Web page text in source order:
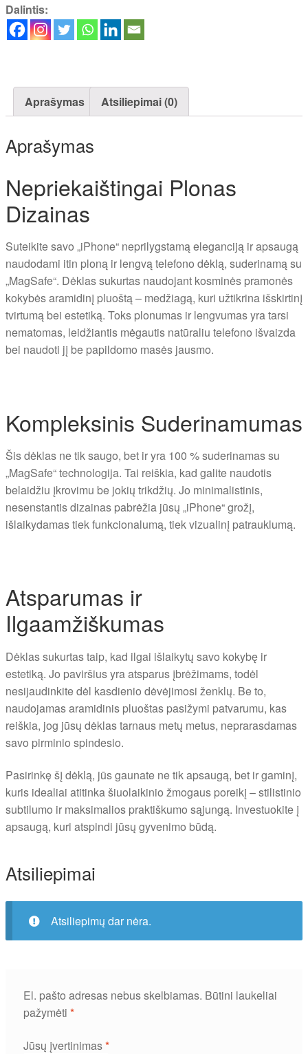
Ultra-
Slim
Dalintis:
Aprašymas Atsiliepimai (0)
Aprašymas
Nepriekaištingai Plonas
Dizainas
Suteikite savo „iPhone“ neprilygstamą eleganciją ir apsaugą
naudodami itin ploną ir lengvą telefono dėklą, suderinamą su
„MagSafe“. Dėklas sukurtas naudojant kosminės pramonės
kokybės aramidinį pluoštą – medžiagą, kuri užtikrina išskirtinį
tvirtumą bei estetiką. Toks plonumas ir lengvumas yra tarsi
nematomas, leidžiantis mėgautis natūraliu telefono išvaizda
bei naudoti jį be papildomo masės jausmo.
Kompleksinis Suderinamumas
Šis dėklas ne tik saugo, bet ir yra 100 % suderinamas su
„MagSafe“ technologija. Tai reiškia, kad galite naudotis
belaidžiu įkrovimu be jokių trikdžių. Jo minimalistinis,
nesenstantis dizainas pabrėžia jūsų „iPhone“ grožį,
išlaikydamas tiek funkcionalumą, tiek vizualinį patrauklumą.
Atsparumas ir
Ilgaamžiškumas
Dėklas sukurtas taip, kad ilgai išlaikytų savo kokybę ir
estetiką. Jo paviršius yra atsparus įbrėžimams, todėl
nesijaudinkite dėl kasdienio dėvėjimosi ženklų. Be to,
naudojamas aramidinis pluoštas pasižymi patvarumu, kas
reiškia, jog jūsų dėklas tarnaus metų metus, neprarasdamas
savo pirminio spindesio.
Pasirinkę šį dėklą, jūs gaunate ne tik apsaugą, bet ir gaminį,
kuris idealiai atitinka šiuolaikinio žmogaus poreikį – stilistinio
subtilumo ir maksimalios praktiškumo sąjungą. Investuokite į
apsaugą, kuri atspindi jūsų gyvenimo būdą.
Atsiliepimai
Atsiliepimų dar nėra.
El. pašto adresas nebus skelbiamas. Būtini laukeliai
pažymėti *
Jūsų įvertinimas*